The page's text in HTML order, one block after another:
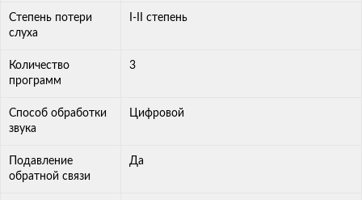
Степень потери
слуха
I-II степень
Количество
программ
3
Способ обработки
звука
Цифровой
Подавление
обратной связи
Да